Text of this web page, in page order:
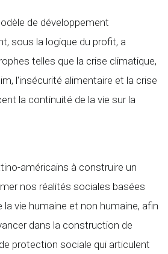
de développement
sous la logique du profit, a
telles que la crise climatique,
l'insécurité alimentaire et la crise
la continuité de la vie sur la
américains à construire un
nos réalités sociales basées
vie humaine et non humaine, afin
dans la construction de
protection sociale qui articulent